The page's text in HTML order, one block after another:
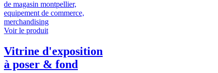
Voir le produit
Vitrine d'exposition
à poser & fond